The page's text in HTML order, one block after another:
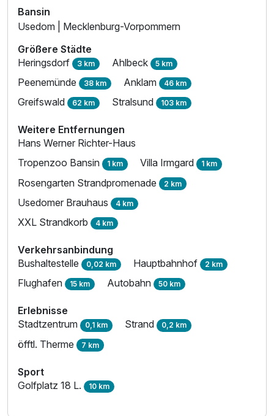
Bansin
Usedom | Mecklenburg-Vorpommern
Größere Städte
Heringsdorf 3 km Ahlbeck 5 km
Peenemünde 38 km Anklam 46 km
Greifswald 62 km Stralsund 103 km
Weitere Entfernungen
Hans Werner Richter-Haus
Tropenzoo Bansin 1 km Villa Irmgard 1 km
Rosengarten Strandpromenade 2 km
Usedomer Brauhaus 4 km
XXL Strandkorb 4 km
Verkehrsanbindung
Bushaltestelle 0,02 km Hauptbahnhof 2 km
Flughafen 15 km Autobahn 50 km
Erlebnisse
Stadtzentrum 0,1 km Strand 0,2 km
öfftl. Therme 7 km
Sport
Golfplatz 18 L. 10 km